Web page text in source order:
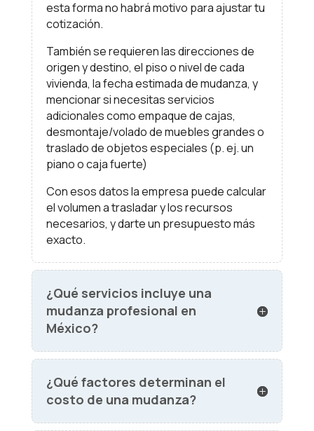
esta forma no habrá motivo para ajustar tu
cotización.
También se requieren las direcciones de
origen y destino, el piso o nivel de cada
vivienda, la fecha estimada de mudanza, y
mencionar si necesitas servicios
adicionales como empaque de cajas,
desmontaje/volado de muebles grandes o
traslado de objetos especiales (p. ej. un
piano o caja fuerte)
Con esos datos la empresa puede calcular
el volumen a trasladar y los recursos
necesarios, y darte un presupuesto más
exacto.
¿Qué servicios incluye una
mudanza profesional en
México?
¿Qué factores determinan el
costo de una mudanza?